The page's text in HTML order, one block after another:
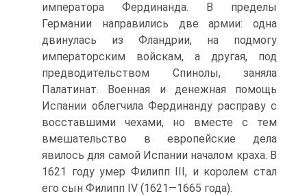
императора Фердинанда. В пределы
Германии направились две армии: одна
двинулась из Фланд­рии, на подмогу
императорским войскам, а другая, под
предводительством Спинолы, заняла
Палатинат. Военная и денежная помощь
Испании облегчила Фердинанду расправу с
восставшими чехами, но вме­сте с тем
вмешательство в европейские дела
явилось для самой Испании началом краха. В
1621 году умер Филипп III, и королем стал
его сын Филипп IV (1621—1665 года).